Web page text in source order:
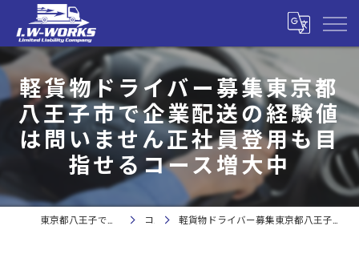
軽貨物ドライバー募集東京都
八王子市で企業配送の経験値
は問いません正社員登用も目
指せるコース増大中
コラム 軽貨物ドライバー募集東京都八王子市で企業配送の経験値は問いません正社員登用も目指せるコース増大中